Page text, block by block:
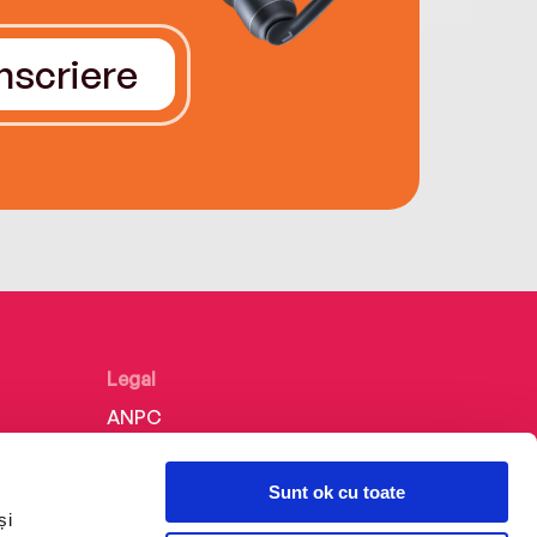
Sunt ok cu toate
Legal
ANPC
Politica de confidențialitate